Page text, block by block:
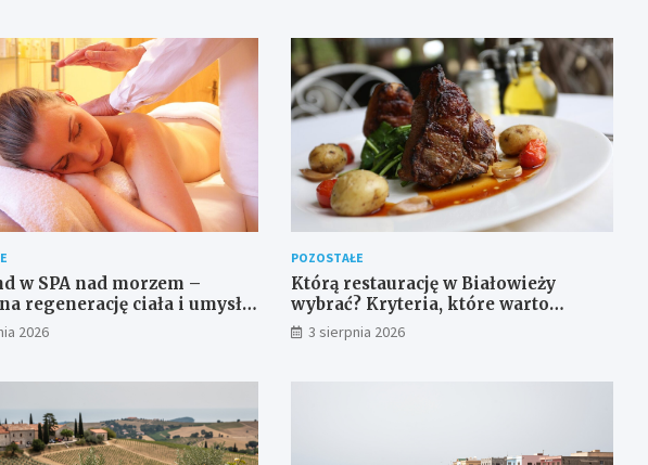
w SPA nad morzem –
regenerację ciała i umysłu
otoczeniu
2026
POZOSTAŁE
Którą restaurację w Białowieży
wybrać? Kryteria, które warto
sprawdzić przed rezerwacją
3 sierpnia 2026